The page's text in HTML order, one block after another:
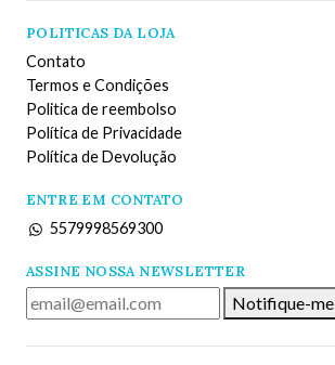
POLITICAS DA LOJA
Contato
Termos e Condições
Politica de reembolso
Política de Privacidade
Política de Devolução
ENTRE EM CONTATO
5579998569300
ASSINE NOSSA NEWSLETTER
Notifique-me